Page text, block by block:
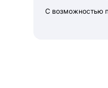
С возможностью